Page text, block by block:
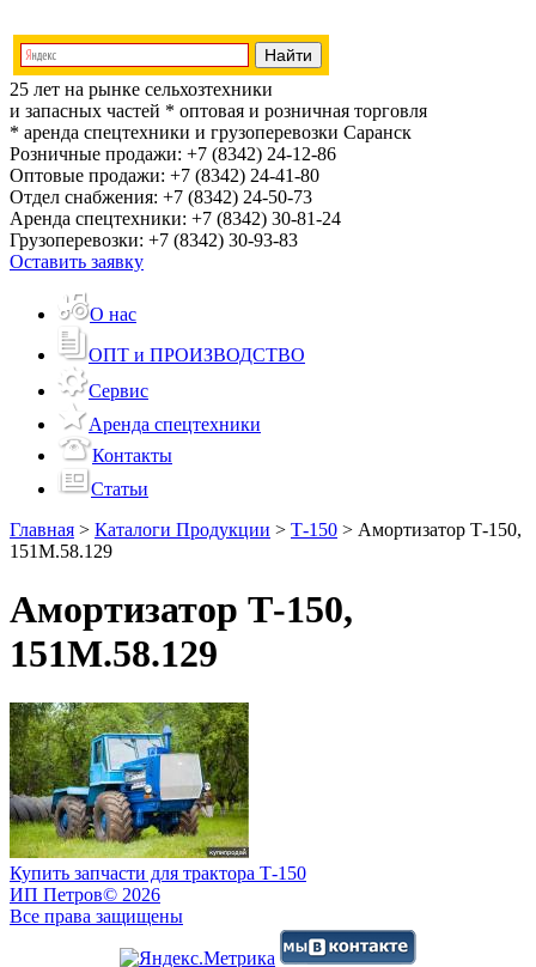
25 лет на рынке сельхозтехники
и запасных частей * оптовая и розничная торговля
* аренда спецтехники и грузоперевозки Саранск
Розничные продажи: +7 (8342) 24-12-86
Оптовые продажи: +7 (8342) 24-41-80
Отдел снабжения: +7 (8342) 24-50-73
Аренда спецтехники: +7 (8342) 30-81-24
Грузоперевозки: +7 (8342) 30-93-83
Оставить заявку
О нас
ОПТ и ПРОИЗВОДСТВО
Сервис
Аренда спецтехники
Контакты
Статьи
Главная > Каталоги Продукции > Т-150 > Амортизатор Т-150,
151М.58.129
Амортизатор Т-150,
151М.58.129
Купить запчасти для трактора Т-150
ИП Петров© 2026
Все права защищены